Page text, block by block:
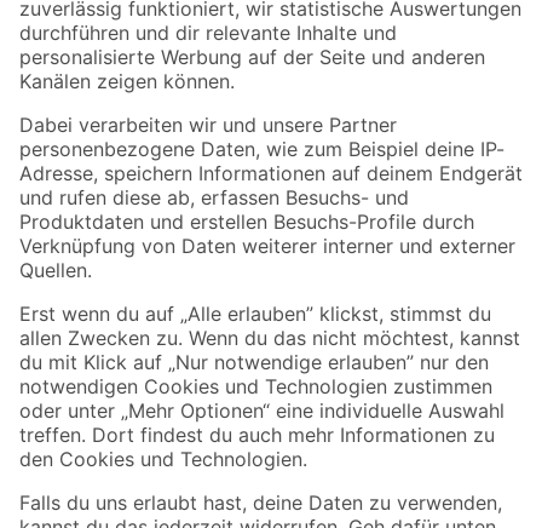
Zur Newsletter Anmeldung
Folge uns
Zahlungsarten Versandarten
Sicher einkaufen
Jetzt die toom-App herunterladen